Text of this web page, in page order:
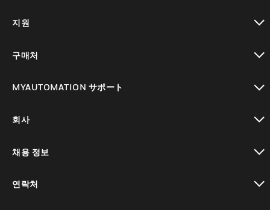
지원
구매처
MYAUTOMATION サポート
회사
채용 정보
연락처